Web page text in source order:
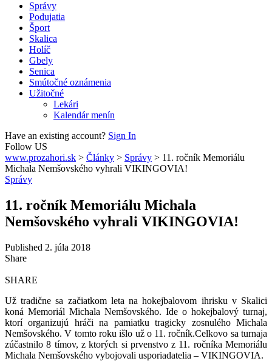
Správy
Podujatia
Šport
Skalica
Holíč
Gbely
Senica
Smútočné oznámenia
Užitočné
Lekári
Kalendár menín
Have an existing account? Sign In
Follow US
www.prozahori.sk > Články > Správy > 11. ročník Memoriálu
Michala Nemšovského vyhrali VIKINGOVIA!
Správy
11. ročník Memoriálu Michala
Nemšovského vyhrali VIKINGOVIA!
Published 2. júla 2018
Share
SHARE
Už tradične sa začiatkom leta na hokejbalovom ihrisku v Skalici
koná Memoriál Michala Nemšovského. Ide o hokejbalový turnaj,
ktorí organizujú hráči na pamiatku tragicky zosnulého Michala
Nemšovského. V tomto roku išlo už o 11. ročník.Celkovo sa turnaja
zúčastnilo 8 tímov, z ktorých si prvenstvo z 11. ročníka Memoriálu
Michala Nemšovského vybojovali usporiadatelia – VIKINGOVIA.